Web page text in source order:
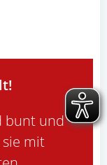
bunt und
mit